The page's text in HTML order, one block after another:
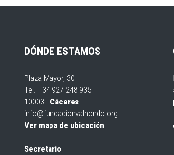
DÓNDE ESTAMOS
Plaza Mayor, 30
Tel. +34 927 248 935
10003 - Cáceres
info@fundacionvalhondo.org
Ver mapa de ubicación
Secretario